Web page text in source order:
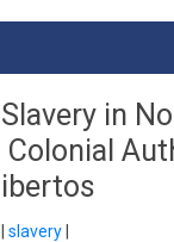
in
slavery